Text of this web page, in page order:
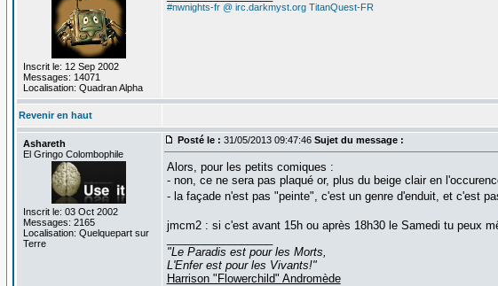
Inscrit le: 12 Sep 2002
Messages: 14071
Localisation: Quadran Alpha
#nwnights-fr @ irc.darkmyst.org TitanQuest-FR
Revenir en haut
Ashareth
El Gringo Colombophile
Inscrit le: 03 Oct 2002
Messages: 2165
Localisation: Quelquepart sur
Terre
Posté le : 31/05/2013 09:47:46 Sujet du message :
Alors, pour les petits comiques :
- non, ce ne sera pas plaqué or, plus du beige clair en
- la façade n'est pas "peinte", c'est un genre d'enduit, et c'est
jmcm2 : si c'est avant 15h ou après 18h30 le Samedi tu peux
"Le Paradis est pour les Morts,
L'Enfer est pour les Vivants!"
Harrison "Flowerchild" Andromède